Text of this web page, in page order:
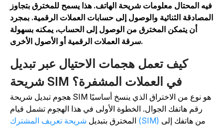
المحتال معلومات شريحة الهاتف. هذا يسمح للمخترق بتجاوز
الثنائية والوصول إلى حسابات العملات الرقمية. بمجرد
أن يتمكن المخترق من الوصول إلى الحساب، يمكنه بسهولة
كيف تعمل هجمات الاحتيال عبر تبديل
شريحة SIM في العملات المشفرة؟
هجوم تبديل شريحة SIM هو نوع من الاختراق الذي ينسخ أساسيًا
رقم هاتفك الجوال. الخطوة الأولى في هذا الهجوم تشمل قيام
المخترق بتبديلشريحة تعريف المشترك (SIM) من هاتفك إلى